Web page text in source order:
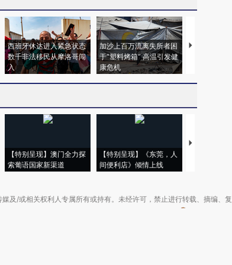
西班牙休达进入紧急状态
数千非法移民从摩洛哥闯
入
加沙上百万流离失所者困
于“塑料烤箱” 高温引发健
康危机
视线｜
【特别呈现】澳门全力探
索葡语国家新渠道
【特别呈现】《东莞，人
间便利店》倾情上线
【推广】走
及/或相关权利人专属所有或持有。未经许可，禁止进行转载、摘编、复